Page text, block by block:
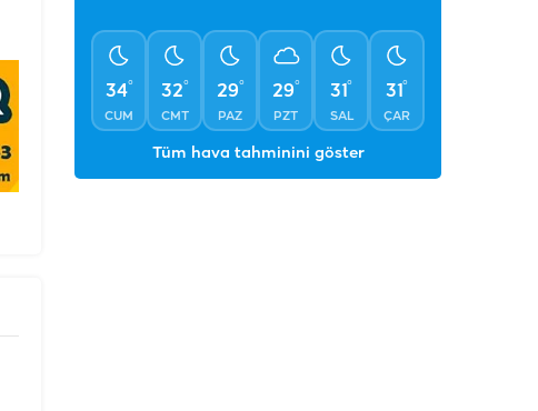
34°
CUM
32°
CMT
29°
PAZ
29°
PZT
31°
SAL
31°
ÇAR
Tüm hava tahminini göster